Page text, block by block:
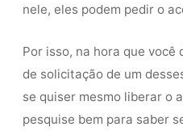
nele, eles podem pedir o
Por isso, na hora que
de solicitação de um
se quiser mesmo liberar o
pesquise bem para saber